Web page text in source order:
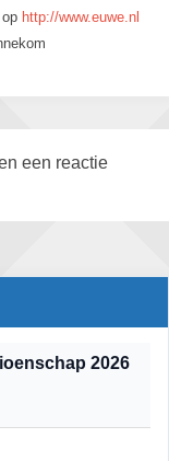
http://www.euwe.nl
een reactie
2026